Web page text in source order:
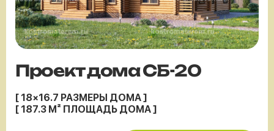
Проект дома СБ-20
[ 18×16.7 РАЗМЕРЫ ДОМА ]
[ 187.3 М² ПЛОЩАДЬ ДОМА ]